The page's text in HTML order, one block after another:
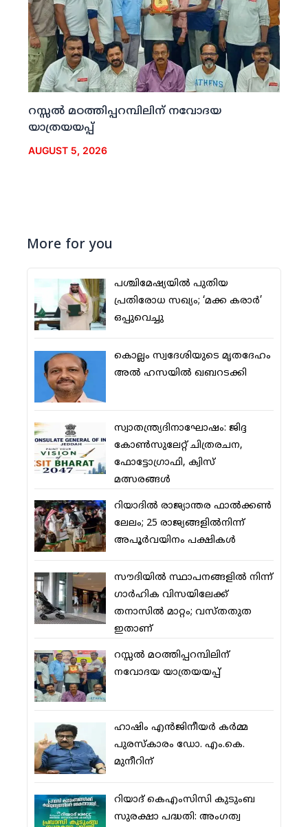
റസ്സല്‍ മഠത്തിപ്പറമ്പിലിന് നവോദയ
യാത്രയയപ്പ്
AUGUST 5, 2026
More for you
പശ്ചിമേഷ്യയില്‍ പുതിയ
പ്രതിരോധ സഖ്യം; ‘മക്ക കരാര്‍’
ഒപ്പുവെച്ചു
കൊല്ലം സ്വദേശിയുടെ മൃതദേഹം
അല്‍ ഹസയില്‍ ഖബറടക്കി
സ്വാതന്ത്ര്യദിനാഘോഷം: ജിദ്ദ
കോണ്‍സുലേറ്റ് ചിത്രരചന,
ഫോട്ടോഗ്രാഫി, ക്വിസ്
മത്സരങ്ങള്‍
റിയാദില്‍ രാജ്യാന്തര ഫാല്‍ക്കണ്‍
ലേലം; 25 രാജ്യങ്ങളില്‍നിന്ന്
അപൂര്‍വയിനം പക്ഷികള്‍
സൗദിയില്‍ സ്ഥാപനങ്ങളില്‍ നിന്ന്
ഗാര്‍ഹിക വിസയിലേക്ക്
തനാസില്‍ മാറ്റം; വസ്തതുത
ഇതാണ്
റസ്സല്‍ മഠത്തിപ്പറമ്പിലിന്
നവോദയ യാത്രയയപ്പ്
ഹാഷിം എന്‍ജിനീയര്‍ കര്‍മ്മ
പുരസ്‌കാരം ഡോ. എം.കെ.
മുനീറിന്
റിയാദ് കെഎംസിസി കുടുംബ
സുരക്ഷാ പദ്ധതി: അംഗത്വ